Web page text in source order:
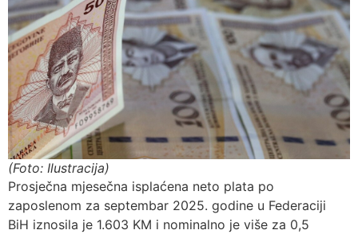
(Foto: Ilustracija)
Prosječna mjesečna isplaćena neto plata po
zaposlenom za septembar 2025. godine u Federaciji
BiH iznosila je 1.603 KM i nominalno je više za 0,5